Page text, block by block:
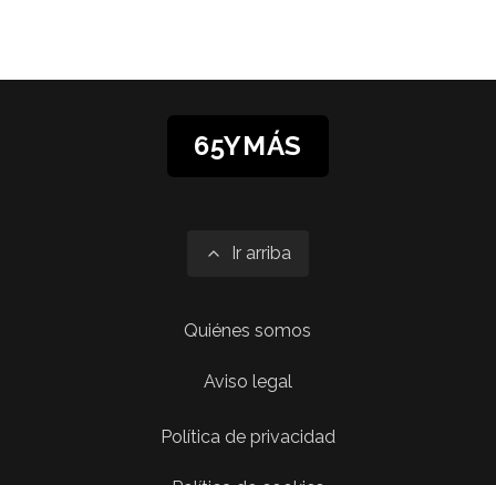
65YMÁS
Ir arriba
Quiénes somos
Aviso legal
Política de privacidad